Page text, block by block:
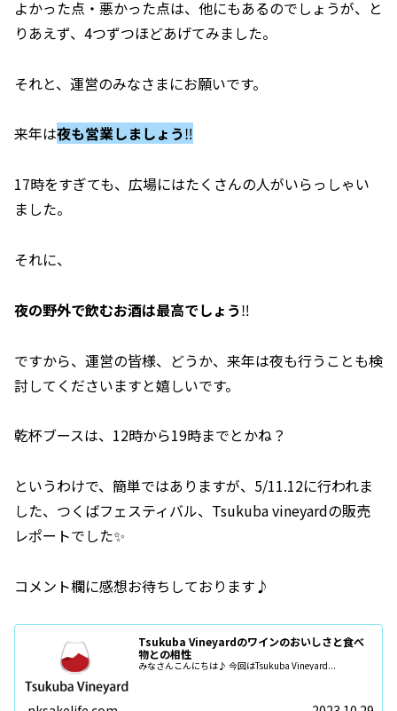
よかった点・悪かった点は、他にもあるのでしょうが、と
りあえず、4つずつほどあげてみました。
それと、運営のみなさまにお願いです。
来年は夜も営業しましょう‼️
17時をすぎても、広場にはたくさんの人がいらっしゃい
ました。
それに、
夜の野外で飲むお酒は最高でしょう‼️
ですから、運営の皆様、どうか、来年は夜も行うことも検
討してくださいますと嬉しいです。
乾杯ブースは、12時から19時までとかね？
というわけで、簡単ではありますが、5/11.12に行われま
した、つくばフェスティバル、Tsukuba vineyardの販売
レポートでした✨
コメント欄に感想お待ちしております♪
Tsukuba Vineyardのワインのおいしさと食べ
物との相性
みなさんこんにちは♪ 今回はTsukuba Vineyard...